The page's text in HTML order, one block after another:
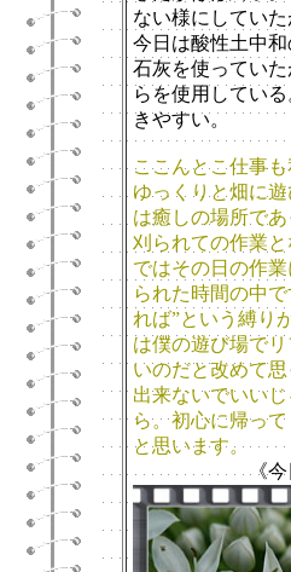
ない様にしてい
今日は酸性土中
石灰を使ってい
らを使用してい
きやすい。
ここんとこ仕事
ゆっくりと畑に
は癒しの場所で
刈られての作業
ではその日の作
られた時間の中
れば”という縛り
は僕の遊び場で
いのだと改めて
出来ないでいい
ら。初心に帰っ
と思います。
《今日の